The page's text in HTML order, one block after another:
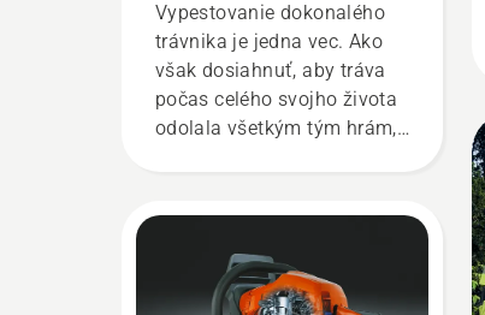
Vypestovanie dokonalého
trávnika je jedna vec. Ako
však dosiahnuť, aby tráva
počas celého svojho života
odolala všetkým tým hrám,
opotrebovala? Je to vôbec
sme hľadali u jedného z
najlepších v odbore.